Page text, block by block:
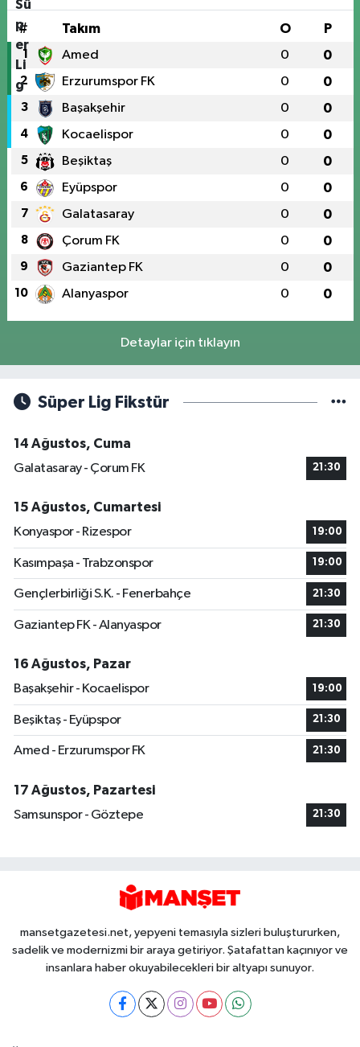
# Takım O P
1 Amed 0 0
2 Erzurumspor FK 0 0
3 Başakşehir 0 0
4 Kocaelispor 0 0
5 Beşiktaş 0 0
6 Eyüpspor 0 0
7 Galatasaray 0 0
8 Çorum FK 0 0
9 Gaziantep FK 0 0
10 Alanyaspor 0 0
Detaylar için tıklayın
Süper Lig Fikstür
14 Ağustos, Cuma
Galatasaray - Çorum FK
21:30
15 Ağustos, Cumartesi
Konyaspor - Rizespor
19:00
Kasımpaşa - Trabzonspor 19:00
Gençlerbirliği S.K. - Fenerbahçe 21:30
Gaziantep FK - Alanyaspor 21:30
16 Ağustos, Pazar
Başakşehir - Kocaelispor
19:00
Beşiktaş - Eyüpspor 21:30
Amed - Erzurumspor FK 21:30
17 Ağustos, Pazartesi
Samsunspor - Göztepe
21:30
mansetgazetesi.net, yepyeni temasıyla sizleri buluştururken,
sadelik ve modernizmi bir araya getiriyor. Şatafattan kaçınıyor ve
insanlara haber okuyabilecekleri bir altyapı sunuyor.